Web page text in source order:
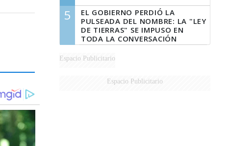
5
EL GOBIERNO PERDIÓ LA
PULSEADA DEL NOMBRE: LA "LEY
DE TIERRAS" SE IMPUSO EN
TODA LA CONVERSACIÓN
DIGITAL
Espacio Publicitario
Espacio Publicitario